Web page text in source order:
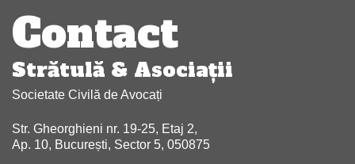
articole
Contact
Strătulă & Asociaţii
Societate Civilă de Avocați
Str. Gheorghieni nr. 19-25, Etaj 2,
Ap. 10, București, Sector 5, 050875